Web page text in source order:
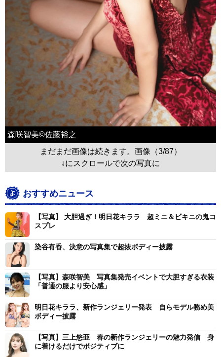
森咲智美©佐藤裕之
まだまだ画像は続きます。画像（3/87）
↓にスクロールで次の写真に
おすすめニュース
【写真】 大胆過ぎ！明日花キララ 超ミニ＆ビキニの鬼コ
スプレ
染谷有香、決意の写真集で超抜ボディー披露
【写真】森咲智美 写真集発売イベントで大胆すぎる衣装
「普通の服より安心感」
明日花キララ、新作ランジェリー発表 自らモデル務め美
ボディー披露
【写真】三上悠亜 春の新作ランジェリーの魅力発信 身
に着けるだけでポジティブに